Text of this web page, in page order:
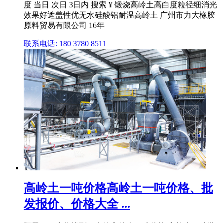
度 当日 次日 3日内 搜索 ¥ 锻烧高岭土高白度粒径细消光
效果好遮盖性优无水硅酸铝耐温高岭土 广州市力大橡胶
原料贸易有限公司 16年
联系电话: 180 3780 8511
高岭土一吨价格高岭土一吨价格、批
发报价、价格大全 ...